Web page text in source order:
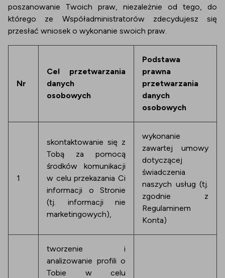
poszanowanie Twoich praw, niezależnie od tego, do
którego ze Współadministratorów zdecydujesz się
przesłać wniosek o wykonanie swoich praw.
Nr
Cel przetwarzania
danych
osobowych
Podstawa
prawna
przetwarzania
danych
osobowych
1
skontaktowanie się z
Tobą za pomocą
środków komunikacji
w celu przekazania Ci
informacji o Stronie
(tj. informacji nie
marketingowych),
wykonanie
zawartej umowy
dotyczącej
świadczenia
naszych usług (tj.
zgodnie z
Regulaminem
Konta)
tworzenie i
analizowanie profili o
Tobie w celu